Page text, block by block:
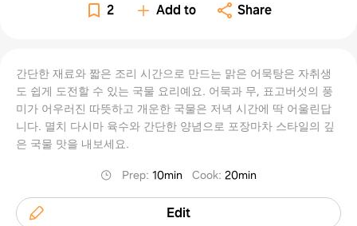
2 Add to Share
간단한 재료와 짧은 조리 시간으로 만드는 맑은 어묵탕은 자취생
도 쉽게 도전할 수 있는 국물 요리예요. 어묵과 무, 표고버섯의 풍
미가 어우러진 따뜻하고 개운한 국물은 저녁 시간에 딱 어울린답
니다. 멸치 다시마 육수와 간단한 양념으로 포장마차 스타일의 깊
은 국물 맛을 내보세요.
Prep:10min Cook:20min
Edit